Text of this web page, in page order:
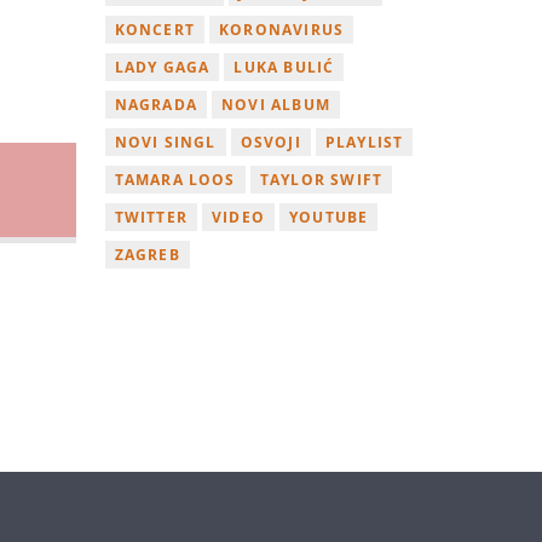
KONCERT
KORONAVIRUS
LADY GAGA
LUKA BULIĆ
NAGRADA
NOVI ALBUM
NOVI SINGL
OSVOJI
PLAYLIST
TAMARA LOOS
TAYLOR SWIFT
TWITTER
VIDEO
YOUTUBE
ZAGREB